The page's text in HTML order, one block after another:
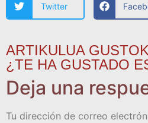
Twitter
ARTIKULUA
¿TE HA GUSTADO
Deja una
Tu dirección de correo